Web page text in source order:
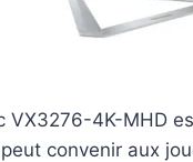
VX3276-4K-MHD
convenir aux